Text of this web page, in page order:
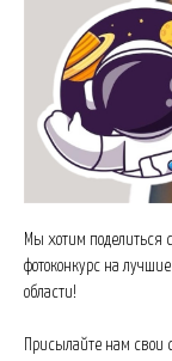
Мы хотим поделиться
фотоконкурс на
области!
Присылайте нам